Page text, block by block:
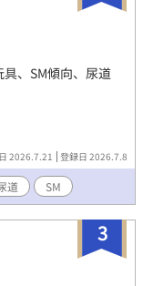
、SM傾向、尿道
2026.7.21 登録日 2026.7.8
道 SM
3